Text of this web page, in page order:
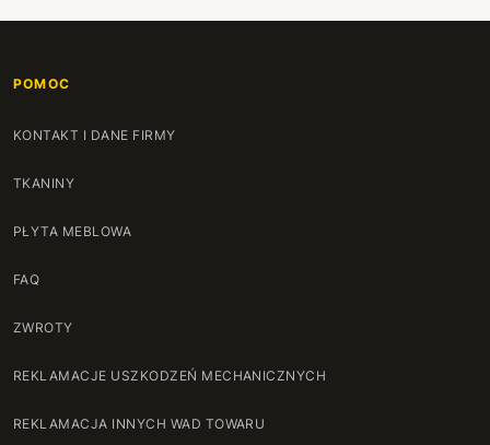
POMOC
KONTAKT I DANE FIRMY
TKANINY
PŁYTA MEBLOWA
FAQ
ZWROTY
REKLAMACJE USZKODZEŃ MECHANICZNYCH
REKLAMACJA INNYCH WAD TOWARU